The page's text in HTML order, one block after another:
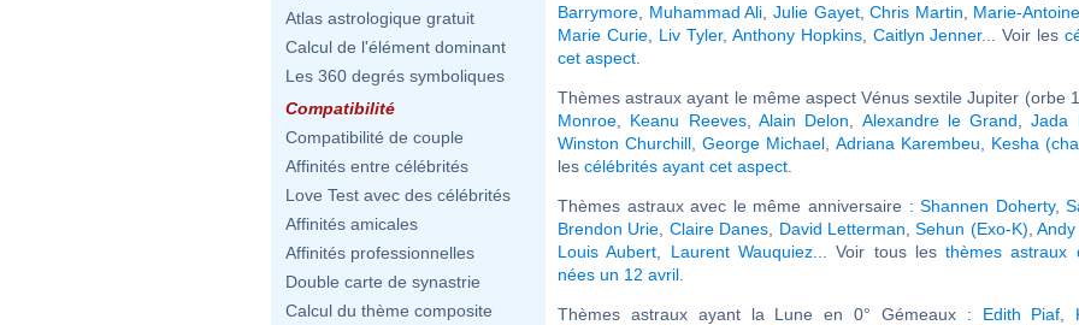
Atlas astrologique gratuit
Calcul de l'élément dominant
Les 360 degrés symboliques
Compatibilité
Compatibilité de couple
Affinités entre célébrités
Love Test avec des célébrités
Affinités amicales
Affinités professionnelles
Double carte de synastrie
Calcul du thème composite
Barrymore
Muhammad Ali Julie Gayet,Chris Martin Marie-
Marie Curie, Liv Tyler, Anthony Hopkins, Caitlyn Jenner... Voir les
cet aspect
Thèmes astraux ayant le même aspect Vénus sextile Jupiter (orbe
Monroe
Keanu Reeves, Alain Delon Alexandre le Grand ,Jada
Winston Churchill ,George Michael Adriana Karembeu Kesha
les célébrités ayant cet aspect
Thèmes astraux avec le même anniversaire :Shannen Doherty,
Brendon Urie Claire Danes David Letterman ,Sehun (Exo-K) ,
Louis Aubert
Laurent Wauquiez... Voir tous lesthèmes astraux
nées un 12 avril
Thèmes astraux ayant la Lune en 0° Gémeaux : Edith Piaf